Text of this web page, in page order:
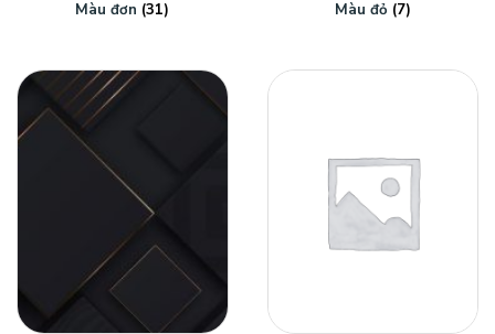
Màu đơn (31) Màu đỏ (7)